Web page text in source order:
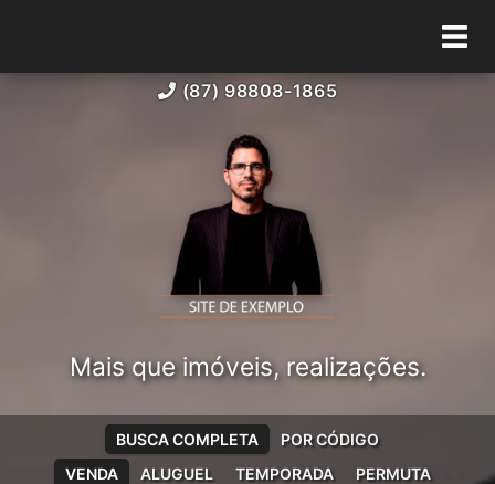
(87) 98808-1865
Mais que imóveis, realizações.
VENDA ALUGUEL TEMPORADA PERMUTA
BUSCA COMPLETA POR CÓDIGO